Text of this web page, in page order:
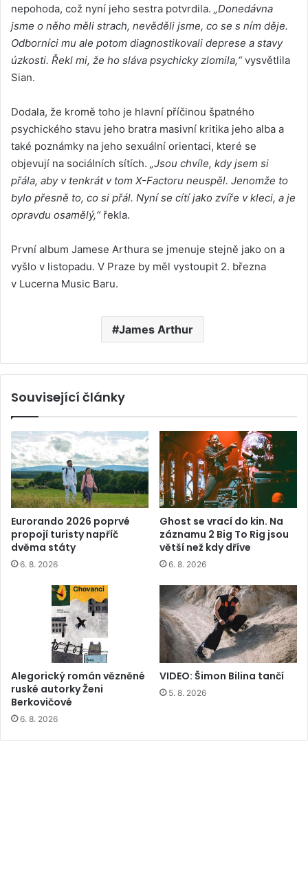
nepohoda, což nyní jeho sestra potvrdila. „Donedávna
jsme o něho měli strach, nevěděli jsme, co se s ním děje.
Odborníci mu ale potom diagnostikovali deprese a stavy
úzkosti. Řekl mi, že ho sláva psychicky zlomila,“vysvětlila
Sian.
Dodala, že kromě toho je hlavní příčinou špatného
psychického stavu jeho bratra masivní kritika jeho alba a
také poznámky na jeho sexuální orientaci, které se
objevují na sociálních sítích. „Jsou chvíle, kdy jsem si
přála, aby v tenkrát v tom X-Factoru neuspěl. Jenomže to
bylo přesně to, co si přál. Nyní se cítí jako zvíře v kleci, a je
opravdu osamělý,“řekla.
První album Jamese Arthura se jmenuje stejně jako on a
vyšlo v listopadu. V Praze by měl vystoupit 2. března
v Lucerna Music Baru.
James Arthur
Související články
Eurorando 2026 poprvé
propojí turisty napříč
dvěma státy
6. 8. 2026
Ghost se vrací do kin. Na
záznamu 2 Big To Rig jsou
větší než kdy dříve
6. 8. 2026
Alegorický román vězněné
ruské autorky Ženi
Berkovičové
6. 8. 2026
VIDEO: Šimon Bilina tančí
5. 8. 2026